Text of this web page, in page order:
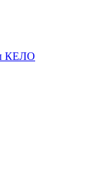
КЕЛО